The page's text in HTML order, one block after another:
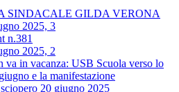
SINDACALE GILDA VERONA
2025, 3
n.381
2025, 2
va in vacanza: USB Scuola verso lo
e la manifestazione
20 giugno 2025